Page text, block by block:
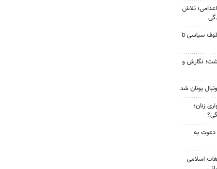
تلاش
سیاسی تا
نگارش و
یونان شد
زنان؛
دعوت به
اسلامی